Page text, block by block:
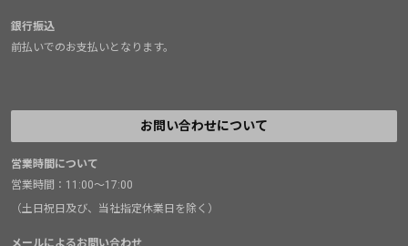
銀行振込
前払いでのお支払いとなります。
お問い合わせについて
営業時間について
営業時間：11:00～17:00
（土日祝日及び、当社指定休業日を除く）